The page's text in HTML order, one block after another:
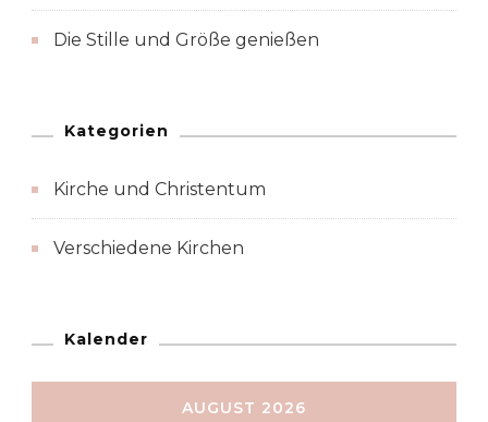
Die Stille und Größe genießen
Kategorien
Kirche und Christentum
Verschiedene Kirchen
Kalender
AUGUST 2026